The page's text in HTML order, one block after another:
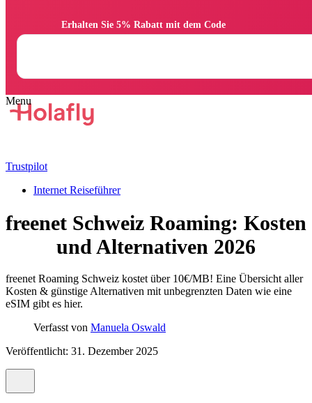
Trustpilot
Internet Reiseführer
freenet Schweiz Roaming: Kosten
und Alternativen 2026
freenet Roaming Schweiz kostet über 10€/MB! Eine Übersicht aller
Kosten & günstige Alternativen mit unbegrenzten Daten wie eine
eSIM gibt es hier.
Verfasst von Manuela Oswald
Veröffentlicht: 31. Dezember 2025